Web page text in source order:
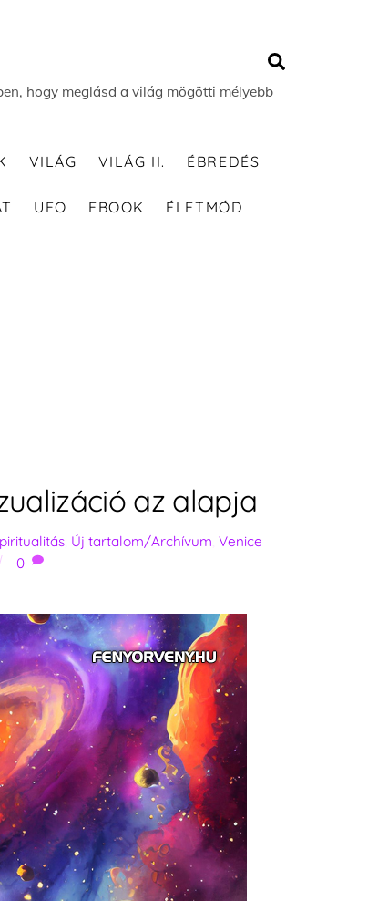
hogy meglásd a világ mögötti mélyebb
VILÁG VILÁG II. ÉBREDÉS
UFO EBOOK ÉLETMÓD
az alapja
Új tartalom/Archívum ,Venice
0